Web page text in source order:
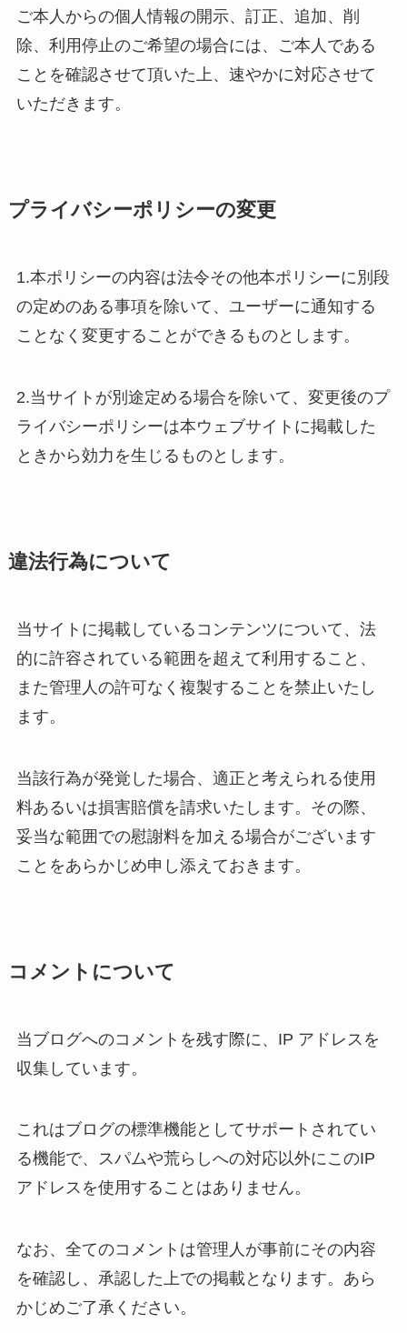
ご本人からの個人情報の開示、訂正、追加、削
除、利用停止のご希望の場合には、ご本人である
ことを確認させて頂いた上、速やかに対応させて
いただきます。
プライバシーポリシーの変更
1.本ポリシーの内容は法令その他本ポリシーに別段
の定めのある事項を除いて、ユーザーに通知する
ことなく変更することができるものとします。
2.当サイトが別途定める場合を除いて、変更後のプ
ライバシーポリシーは本ウェブサイトに掲載した
ときから効力を生じるものとします。
違法行為について
当サイトに掲載しているコンテンツについて、法
的に許容されている範囲を超えて利用すること、
また管理人の許可なく複製することを禁止いたし
ます。
当該行為が発覚した場合、適正と考えられる使用
料あるいは損害賠償を請求いたします。その際、
妥当な範囲での慰謝料を加える場合がございます
ことをあらかじめ申し添えておきます。
コメントについて
当ブログへのコメントを残す際に、IP アドレスを
収集しています。
これはブログの標準機能としてサポートされてい
る機能で、スパムや荒らしへの対応以外にこのIP
アドレスを使用することはありません。
なお、全てのコメントは管理人が事前にその内容
を確認し、承認した上での掲載となります。あら
かじめご了承ください。